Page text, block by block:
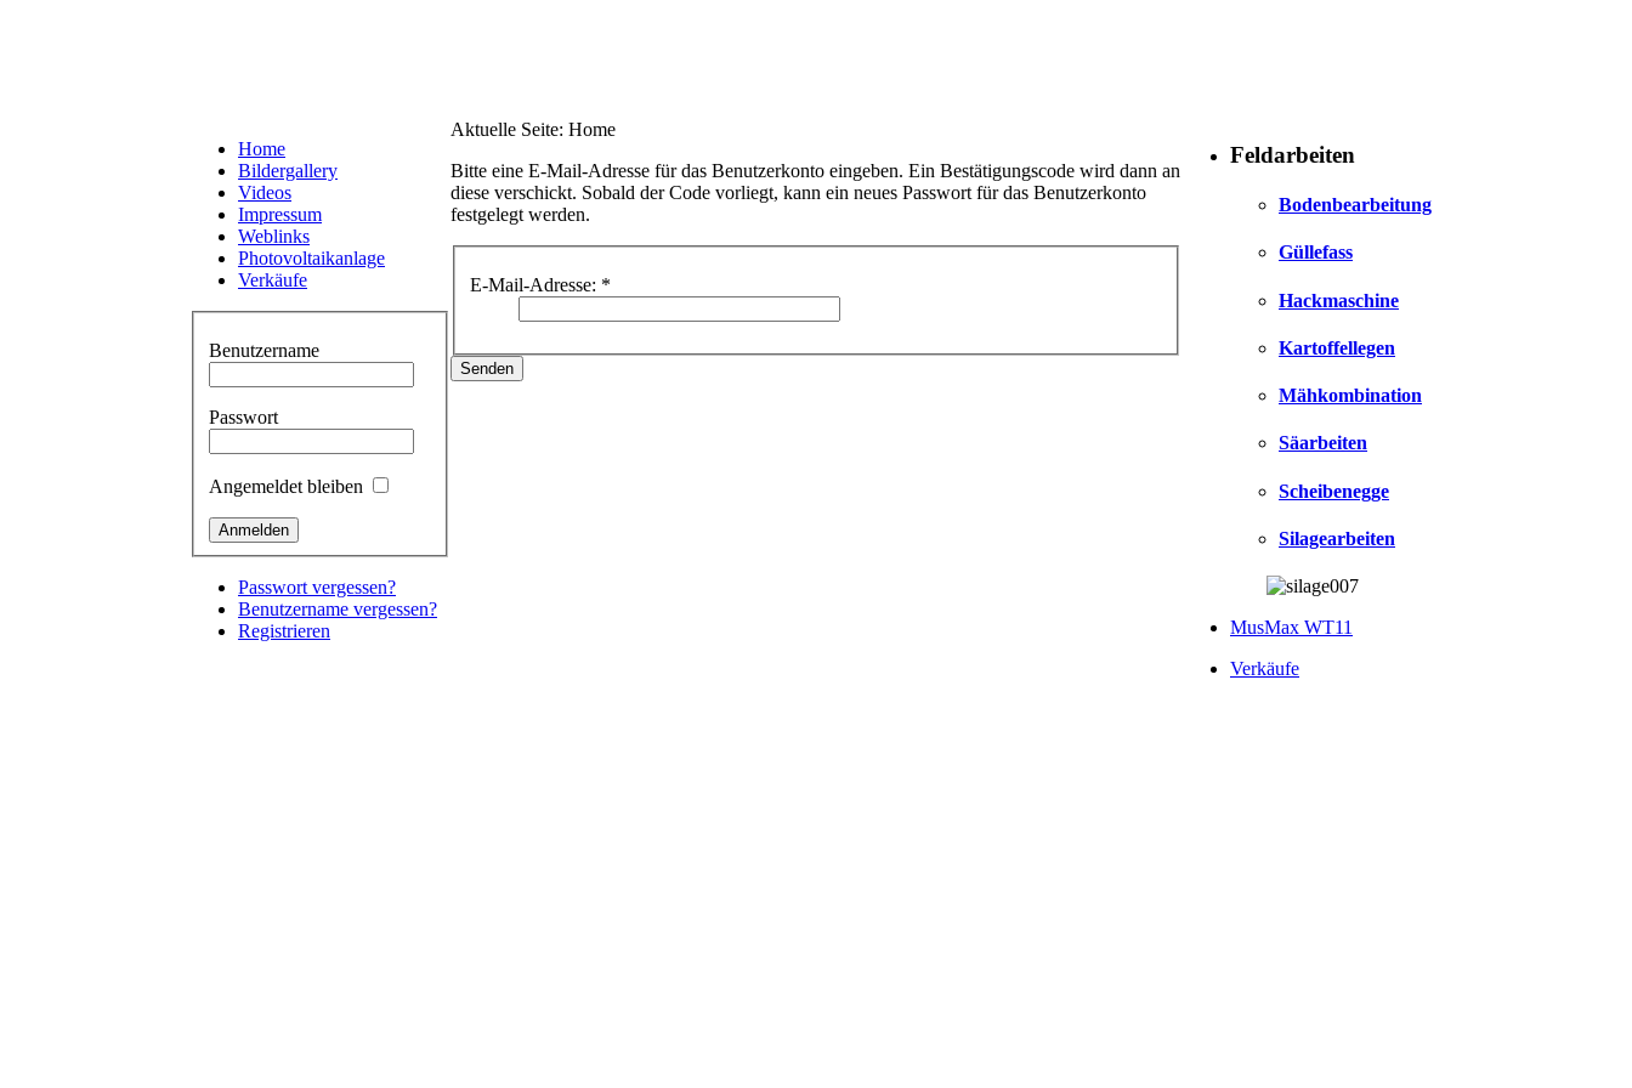
Home
Bildergallery
Videos
Impressum
Weblinks
Photovoltaikanlage
Verkäufe
Benutzername
Passwort
Angemeldet bleiben
Passwort vergessen?
Benutzername vergessen?
Registrieren
Aktuelle Seite: Home
Bitte eine E-Mail-Adresse für das Benutzerkonto eingeben. Ein Bestätigungscode wird dann an
diese verschickt. Sobald der Code vorliegt, kann ein neues Passwort für das Benutzerkonto
festgelegt werden.
E-Mail-Adresse: *
Senden
Feldarbeiten
Bodenbearbeitung
Güllefass
Hackmaschine
Kartoffellegen
Mähkombination
Säarbeiten
Scheibenegge
Silagearbeiten
MusMax WT11
Verkäufe